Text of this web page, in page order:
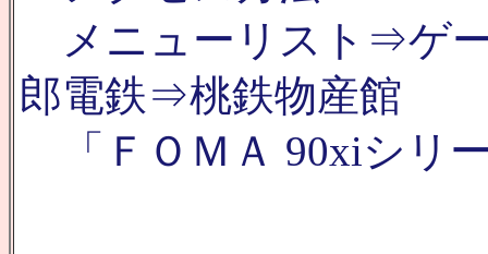
メニューリスト⇒ゲ
郎電鉄⇒桃鉄物産館
「ＦＯＭＡ 90xiシリ